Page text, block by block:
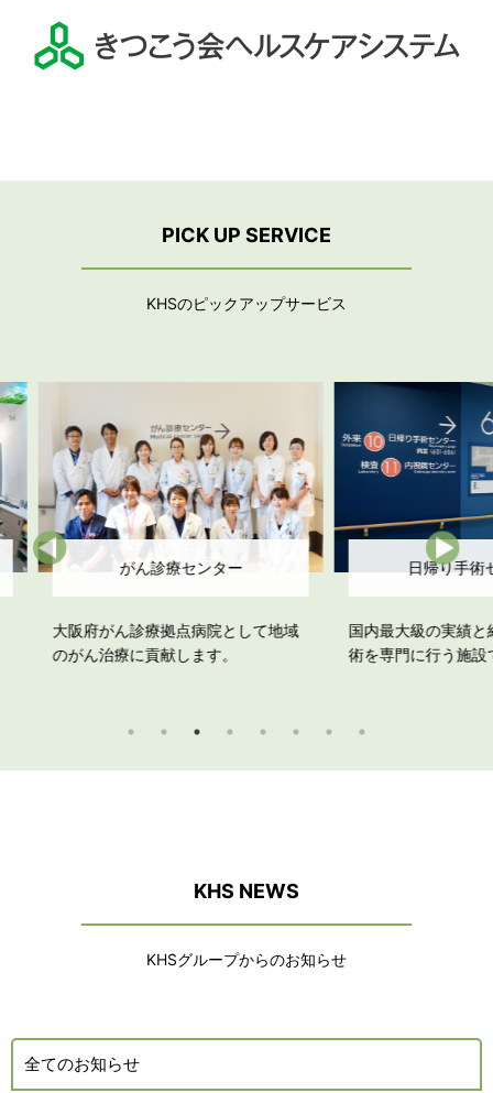
PICK UP SERVICE
KHSのピックアップサービス
して地域
日帰り手術センター
国内最大級の実績と経験！日帰り手
術を専門に行う施設です。
さまざま
鏡検査を
KHS NEWS
KHSグループからのお知らせ
全てのお知らせ